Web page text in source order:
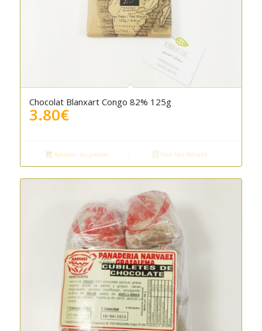
Chocolat Blanxart Congo 82% 125g
3.80€
Ajouter au panier Voir les détails